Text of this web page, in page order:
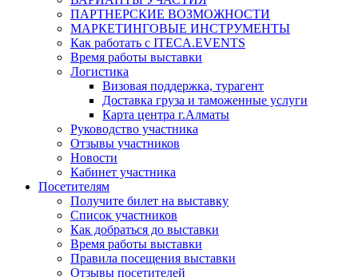
ПАРТНЕРСКИЕ ВОЗМОЖНОСТИ
МАРКЕТИНГОВЫЕ ИНСТРУМЕНТЫ
Как работать с ITECA.EVENTS
Время работы выставки
Логистика
Визовая поддержка, турагент
Доставка груза и таможенные услуги
Карта центра г.Алматы
Руководство участника
Отзывы участников
Новости
Кабинет участника
Посетителям
Получите билет на выставку
Список участников
Как добраться до выставки
Время работы выставки
Правила посещения выставки
Отзывы посетителей